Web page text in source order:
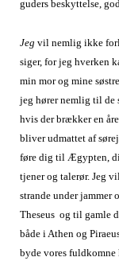
guders beskyttelse,
Jeg vil nemlig ikke
siger, for jeg hverken
min mor og mine
jeg hører nemlig til de
hvis der brækker en
bliver udmattet af
føre dig til Ægypten,
tjener og talerør. Jeg
strande under jammer
Theseus og til gamle
både i Athen og
byde vores